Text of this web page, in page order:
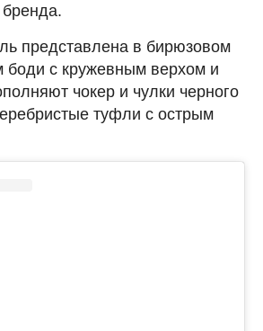
представлена в бирюзовом
боди с кружевным верхом и
чокер и чулки черного
туфли с острым